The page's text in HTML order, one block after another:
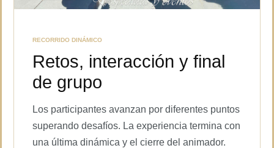
RECORRIDO DINÁMICO
Retos, interacción y final
de grupo
Los participantes avanzan por diferentes puntos
superando desafíos. La experiencia termina con
una última dinámica y el cierre del animador.